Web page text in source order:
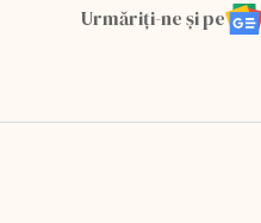
Urmăriți-ne și pe